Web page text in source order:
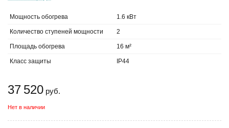
Мощность обогрева 1.6 кВт
Количество ступеней мощности 2
Площадь обогрева 16 м²
Класс защиты IP44
37 520 руб.
Нет в наличии